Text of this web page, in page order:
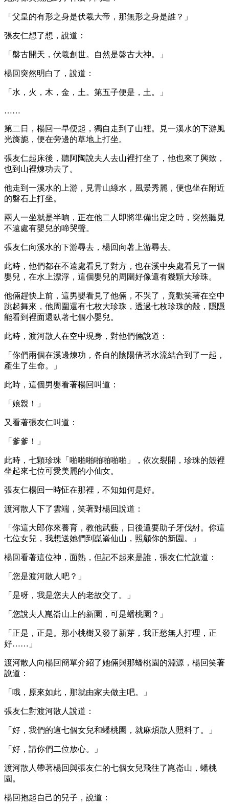
「父皇的有形之身是伏羲大帝，那無形之身是誰？」
張友仁想了想，說道：
「盤古開天，伏羲創世。自然是盤古大神。」
楊回突然明白了，說道：
「水，火，木，金，土。第五子便是，土。」
……
第二日，楊回一早便起，獨自走到了山裡。見一溪水的下游風
光旖旎，便在旁邊的草地上打坐。
張友仁起床後，聽阿陶說夫人去山裡打坐了，他也來了興致，
也到山裡煉功去了。
他走到一溪水的上游，見青山綠水，風景秀麗，便也坐在附近
的磐石上打坐。
兩人一坐就是半晌，正在他二人即將準備出定之時，突然聽見
不遠處有嬰兒的啼哭聲。
張友仁向溪水的下游尋去，楊回向著上游尋去。
此時，他們都在不遠處看見了對方，也在溪中央處看見了一個
嬰兒，在水上漂浮，這個嬰兒的周圍好像還有幾顆大珍珠。
他倆趕快上前，這男嬰看見了他倆，不哭了，竟歡笑著在空中
跳起舞來，他周圍還有七枚大珍珠，透過七枚珍珠的殼，隱隱
能看到裡面還臥著七個小嬰兒。
此時，渡河散人在空中現身，對他們倆說道：
「你們兩個在溪邊煉功，各自的陰陽借著水流結合到了一起，
產生了生命。」
此時，這個男嬰看著楊回叫道：
「娘親！」
又看著張友仁叫道：
「爹爹！」
此時，七顆珍珠「啪啪啪啪啪啪啪」，依次裂開，珍珠的殼裡
坐起來七位可愛美麗的小仙女。
張友仁楊回一時怔在那裡，不知如何是好。
渡河散人下了雲端，笑著對楊回說道：
「你這大郎你來養育，教他武藝，日後還要助子牙伐紂。你這
七位女兒，我想送她們到崑崙仙山，照顧你的新園。」
楊回看著這位神，面熟，但記不起來是誰，張友仁忙說道：
「您是渡河散人吧？」
「是呀，我是您夫人的老故交了。」
「您說夫人崑崙山上的新園，可是蟠桃園？」
「正是，正是。那小桃樹又發了新芽，我正愁無人打理，正
好……」
渡河散人向楊回簡單介紹了她倆與那蟠桃園的淵源，楊回笑著
說道：
「哦，原來如此，那就由家夫做主吧。」
張友仁對渡河散人說道：
「好，我們的這七個女兒和蟠桃園，就麻煩散人照料了。」
「好，請你們二位放心。」
渡河散人帶著楊回與張友仁的七個女兒飛往了崑崙山，蟠桃
園。
楊回抱起自己的兒子，說道：